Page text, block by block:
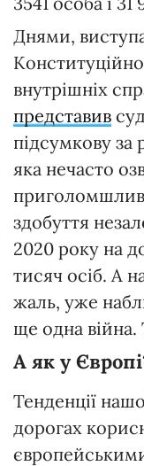
Днями,
внутрішніх
представив
підсумкову за
яка нечасто
здобуття
2020 року на
тисяч осіб. А
жаль, уже
ще одна війна.
А як у
Тенденції
дорогах